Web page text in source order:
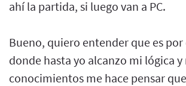
ahí la partida, si luego van a PC.
Bueno, quiero entender que es por
donde hasta yo alcanzo mi lógica y
conocimientos me hace pensar